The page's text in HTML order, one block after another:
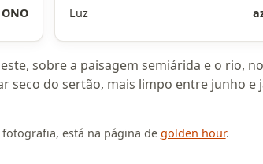
Luz
sobre a paisagem semiárida e o rio,
seco do sertão, mais limpo entre junho
está na página de golden hour.